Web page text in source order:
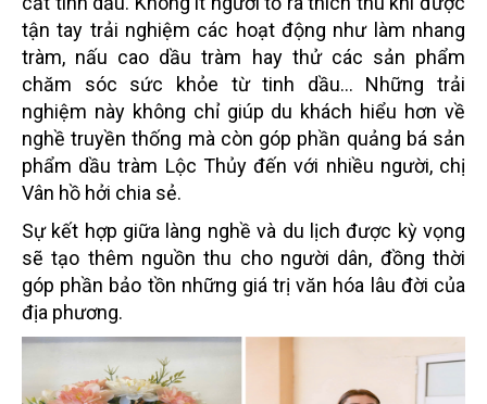
tận tay trải nghiệm các hoạt động như làm nhang
tràm, nấu cao dầu tràm hay thử các sản phẩm
chăm sóc sức khỏe từ tinh dầu… Những trải
nghiệm này không chỉ giúp du khách hiểu hơn về
nghề truyền thống mà còn góp phần quảng bá sản
phẩm dầu tràm Lộc Thủy đến với nhiều người, chị
Vân hồ hởi chia sẻ.
Sự kết hợp giữa làng nghề và du lịch được kỳ vọng
sẽ tạo thêm nguồn thu cho người dân, đồng thời
góp phần bảo tồn những giá trị văn hóa lâu đời của
địa phương.